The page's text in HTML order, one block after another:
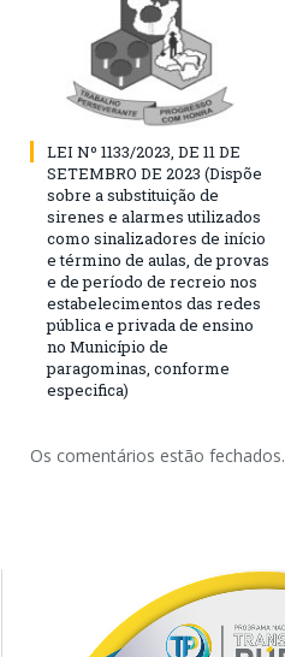
LEI Nº 1133/2023, DE 11 DE
SETEMBRO DE 2023 (Dispõe
sobre a substituição de
sirenes e alarmes utilizados
como sinalizadores de início
e término de aulas, de provas
e de período de recreio nos
estabelecimentos das redes
pública e privada de ensino
no Município de
paragominas, conforme
especifica)
Os comentários estão fechados.